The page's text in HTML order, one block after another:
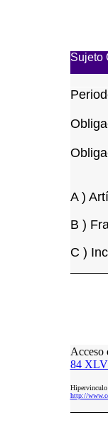
Sujeto
A )
B )
C )
Acceso
84
Hipervinculo
http://